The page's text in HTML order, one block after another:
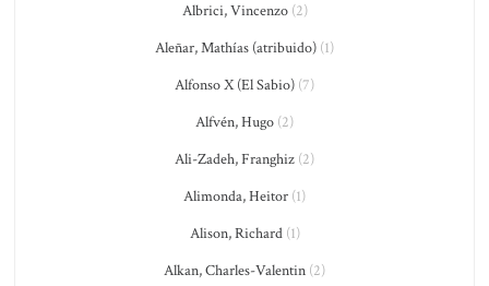
Albrici, Vincenzo(2)
Aleñar, Mathías (atribuido) (1)
Alfonso X (El Sabio) (7)
Alfvén, Hugo (2)
Ali-Zadeh, Franghiz (2)
Alimonda, Heitor (1)
Alison, Richard(1)
Alkan, Charles-Valentin (2)